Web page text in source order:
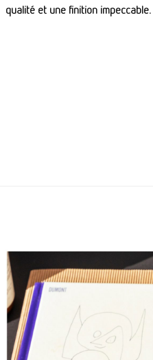
qualité et une finition impeccable.